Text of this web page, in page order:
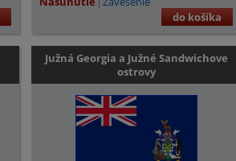
do košíka
Južná Georgia a Južné Sandwichove
ostrovy